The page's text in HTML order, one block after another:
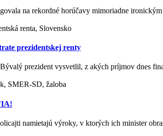
na rekordné horúčavy mimoriadne
renta, Slovensko
prezidentskej renty
prezident vysvetlil, z akých príjmov dnes
SMER-SD, žaloba
namietajú výroky, v ktorých ich minister